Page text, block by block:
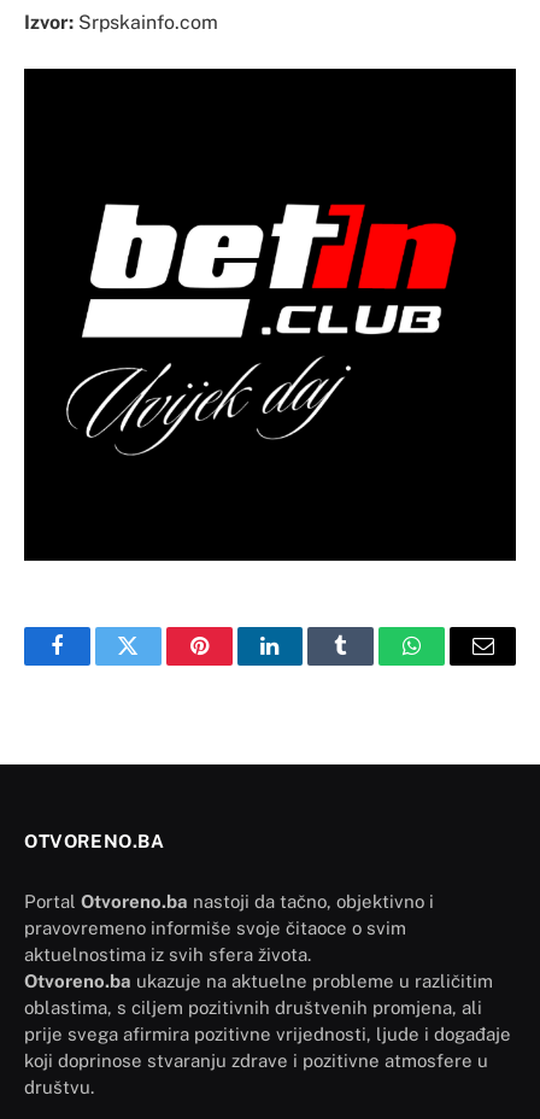
Izvor: Srpskainfo.com
FacebookTwitter PinterestLinkedInTumblr WhatsAppEmail
OTVORENO.BA
Portal Otvoreno.ba nastoji da tačno, objektivno i
pravovremeno informiše svoje čitaoce o svim
aktuelnostima iz svih sfera života.
Otvoreno.ba ukazuje na aktuelne probleme u različitim
oblastima, s ciljem pozitivnih društvenih promjena, ali
prije svega afirmira pozitivne vrijednosti, ljude i događaje
koji doprinose stvaranju zdrave i pozitivne atmosfere u
društvu.